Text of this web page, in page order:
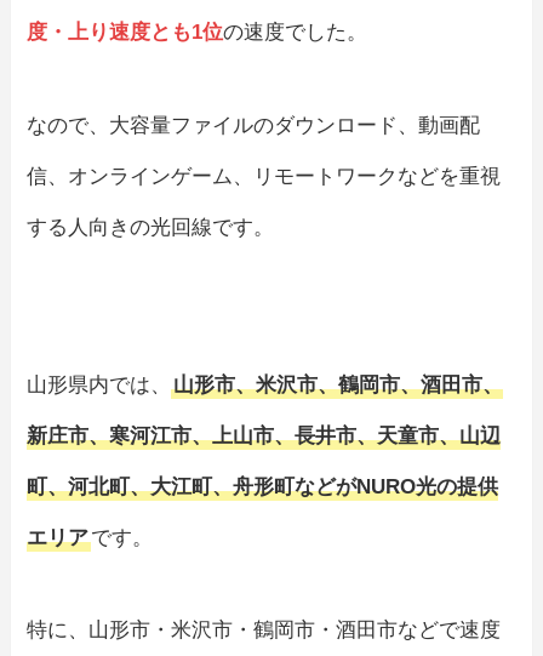
度・上り速度とも1位の速度でした。
なので、大容量ファイルのダウンロード、動画配
信、オンラインゲーム、リモートワークなどを重視
する人向きの光回線です。
山形県内では、山形市、米沢市、鶴岡市、酒田市、
新庄市、寒河江市、上山市、長井市、天童市、山辺
町、河北町、大江町、舟形町などがNURO光の提供
エリアです。
特に、山形市・米沢市・鶴岡市・酒田市などで速度